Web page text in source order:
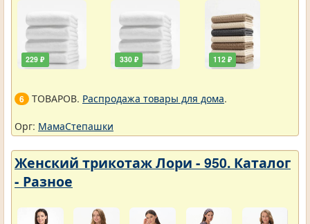
229 ₽ 330 ₽ 112 ₽
6 ТОВАРОВ. Распродажа товары для дома.
Орг: МамаСтепашки
Женский трикотаж Лори - 950. Каталог
- Разное